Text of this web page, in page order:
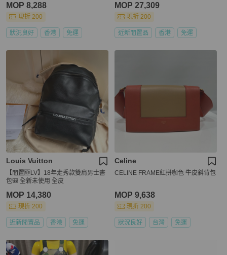
MOP 8,288
現折 200
狀況良好 香港 免運
MOP 27,309
現折 200
近新閒置品 香港 免運
Louis Vuitton
【閒置🆕LV】18年走秀款雙肩男士書
包🎒 全新未使用 全皮
MOP 14,380
現折 200
近新閒置品 香港 免運
Celine
CELINE FRAME紅拼咖色 牛皮斜背包
MOP 9,638
現折 200
狀況良好 台灣 免運